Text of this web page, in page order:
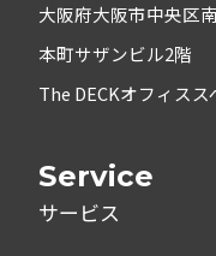
大阪府大阪市中央区
本町サザンビル2階
The DECKオフィスス
Service
サービス